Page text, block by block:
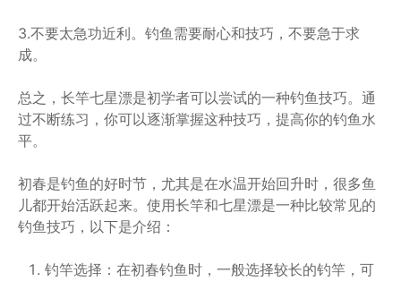
3.不要太急功近利。钓鱼需要耐心和技巧，不要急于求
成。
总之，长竿七星漂是初学者可以尝试的一种钓鱼技巧。通
过不断练习，你可以逐渐掌握这种技巧，提高你的钓鱼水
平。
初春是钓鱼的好时节，尤其是在水温开始回升时，很多鱼
儿都开始活跃起来。使用长竿和七星漂是一种比较常见的
钓鱼技巧，以下是介绍：
钓竿选择：在初春钓鱼时，一般选择较长的钓竿，可